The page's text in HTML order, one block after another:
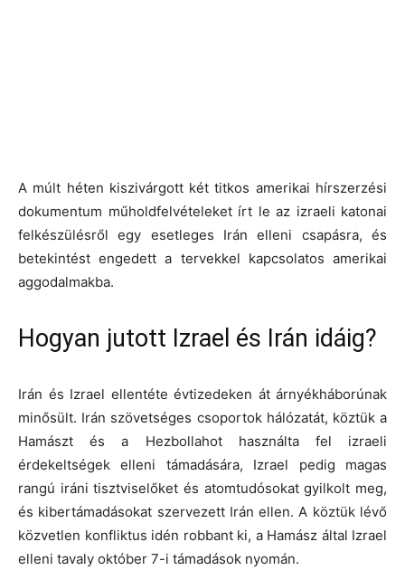
A múlt héten kiszivárgott két titkos amerikai hírszerzési
dokumentum műholdfelvételeket írt le az izraeli katonai
felkészülésről egy esetleges Irán elleni csapásra, és
betekintést engedett a tervekkel kapcsolatos amerikai
aggodalmakba.
Hogyan jutott Izrael és Irán idáig?
Irán és Izrael ellentéte évtizedeken át árnyékháborúnak
minősült. Irán szövetséges csoportok hálózatát, köztük a
Hamászt és a Hezbollahot használta fel izraeli
érdekeltségek elleni támadására, Izrael pedig magas
rangú iráni tisztviselőket és atomtudósokat gyilkolt meg,
és kibertámadásokat szervezett Irán ellen. A köztük lévő
közvetlen konfliktus idén robbant ki, a Hamász által Izrael
elleni tavaly október 7-i támadások nyomán.